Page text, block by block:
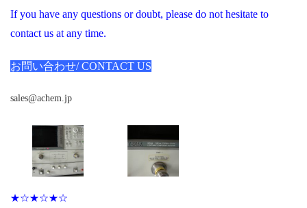
If you have any questions or doubt, please do not hesitate to
contact us at any time.
お問い合わせ/ CONTACT US
sales@achem.jp
★☆★☆★☆